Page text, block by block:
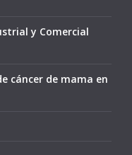
y Comercial
cáncer de mama en